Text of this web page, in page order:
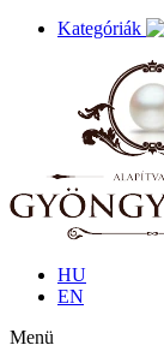
Kategóriák
HU
EN
Menü